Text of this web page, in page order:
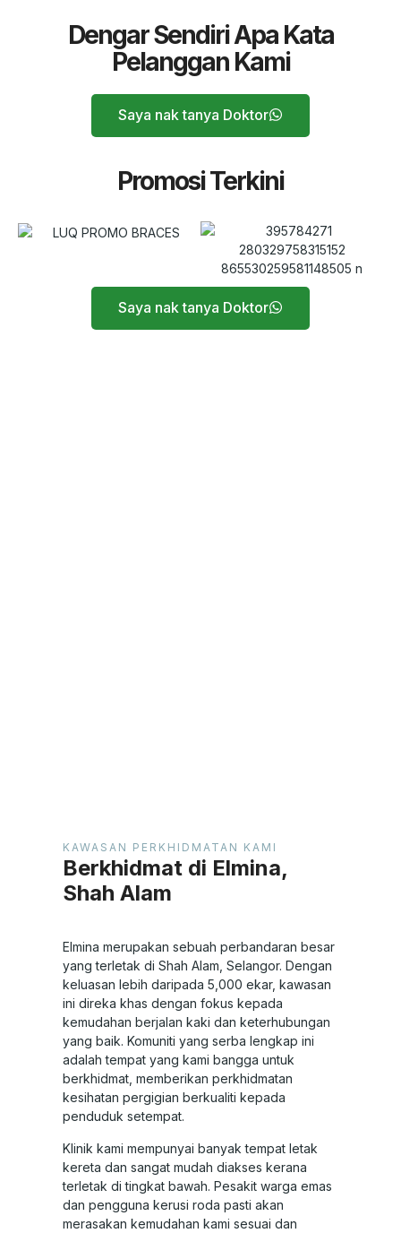
Dengar Sendiri Apa Kata
Pelanggan Kami
Saya nak tanya Doktor
Promosi Terkini
Saya nak tanya Doktor
KAWASAN PERKHIDMATAN KAMI
Berkhidmat di Elmina,
Shah Alam
Elmina merupakan sebuah perbandaran besar
yang terletak di Shah Alam, Selangor. Dengan
keluasan lebih daripada 5,000 ekar, kawasan
ini direka khas dengan fokus kepada
kemudahan berjalan kaki dan keterhubungan
yang baik. Komuniti yang serba lengkap ini
adalah tempat yang kami bangga untuk
berkhidmat, memberikan perkhidmatan
kesihatan pergigian berkualiti kepada
penduduk setempat.
Klinik kami mempunyai banyak tempat letak
kereta dan sangat mudah diakses kerana
terletak di tingkat bawah. Pesakit warga emas
dan pengguna kerusi roda pasti akan
merasakan kemudahan kami sesuai dan